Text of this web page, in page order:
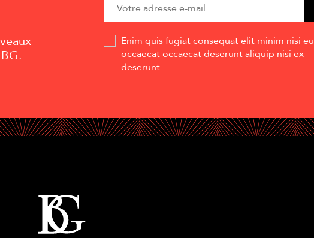
Enim quis fugiat consequat elit minim nisi eu
occaecat occaecat deserunt aliquip nisi ex
deserunt.